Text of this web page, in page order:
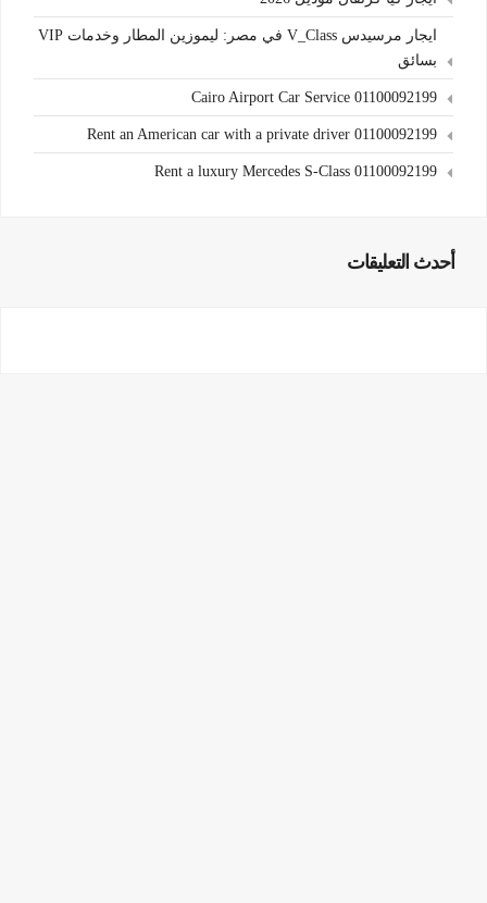
ايجار مرسيدس V_Class في مصر: ليموزين المطار وخدمات VIP
بسائق
Cairo Airport Car Service 01100092199
Rent an American car with a private driver 01100092199
Rent a luxury Mercedes S-Class 01100092199
أحدث التعليقات